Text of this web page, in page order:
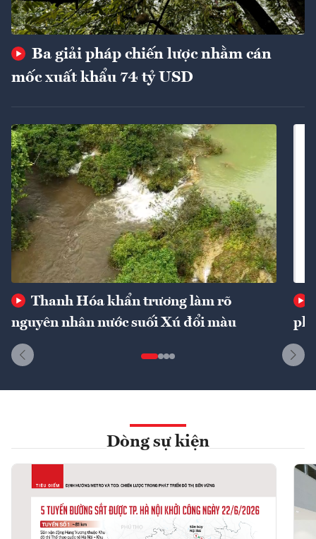
Ba giải pháp chiến lược nhằm cán
mốc xuất khẩu 74 tỷ USD
Thanh Hóa khẩn trương làm rõ
nguyên nhân nước suối Xú đổi màu
phí
Dòng sự kiện